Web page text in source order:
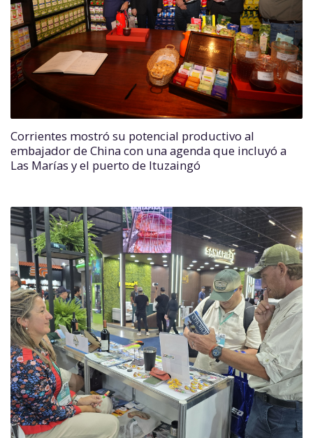
Corrientes mostró su potencial productivo al
embajador de China con una agenda que incluyó a
Las Marías y el puerto de Ituzaingó